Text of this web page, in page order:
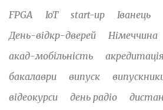
FPGA IoT start-up
Іванець
День-відкр-дверей
Німеччина
акад-мобільність
акредитація
бакалаври
випуск
відеокурси
день радіо